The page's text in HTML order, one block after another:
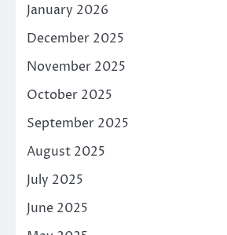
January 2026
December 2025
November 2025
October 2025
September 2025
August 2025
July 2025
June 2025